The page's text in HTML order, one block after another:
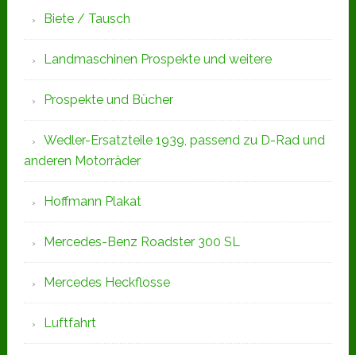
Biete / Tausch
Landmaschinen Prospekte und weitere
Prospekte und Bücher
Wedler-Ersatzteile 1939, passend zu D-Rad und
anderen Motorräder
Hoffmann Plakat
Mercedes-Benz Roadster 300 SL
Mercedes Heckflosse
Luftfahrt